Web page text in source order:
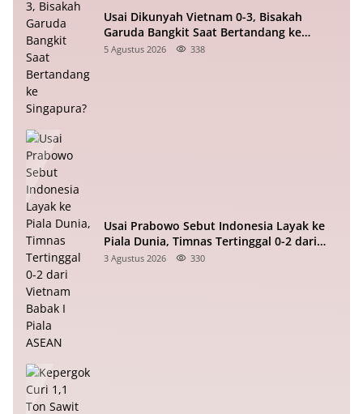
Usai Dikunyah Vietnam 0-3, Bisakah
Garuda Bangkit Saat Bertandang ke
Singapura?
5 Agustus 2026 338
Usai Prabowo Sebut Indonesia Layak ke
Piala Dunia, Timnas Tertinggal 0-2 dari
Vietnam Babak I Piala ASEAN
3 Agustus 2026 330